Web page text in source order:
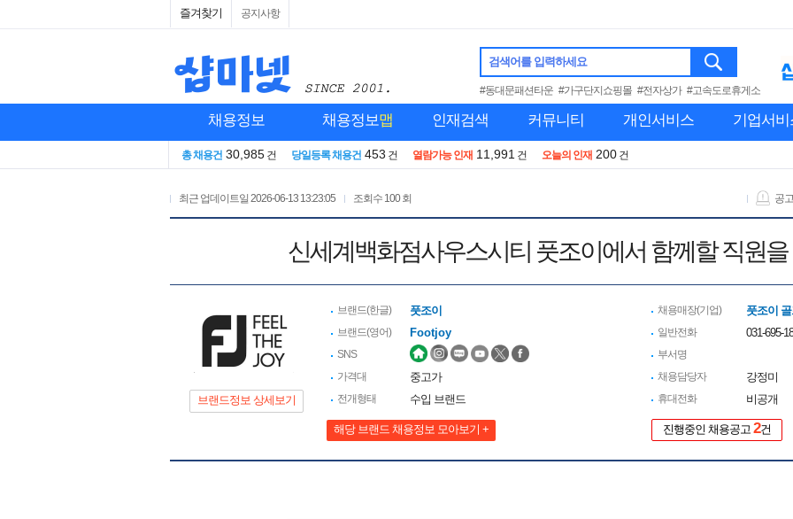
즐겨찾기 공지사항
검색어를 입력하세요
#동대문패션타운 #가구단지쇼핑몰 #전자상가 #고속도로휴게소
채용정보 채용정보맵 인재검색 커뮤니티 개인서비스 기업서비
총 채용건 30,985 건 당일등록 채용건 453 건 열람가능 인재 11,991 건 오늘의 인재 200 건
최근 업데이트일 2026-06-13 13:23:05 조회수 100 회 공
신세계백화점사우스시티 풋조이에서 함께할 직원
브랜드정보 상세보기
브랜드(한글) 풋조이
브랜드(영어) Footjoy
SNS
가격대
중고가
전개형태 수입 브랜드
해당 브랜드 채용정보 모아보기 +
채용매장(기업) 풋조이
일반전화 031-695-
부서명
채용담당자
강정미
휴대전화 비공개
진행중인 채용공고 2건